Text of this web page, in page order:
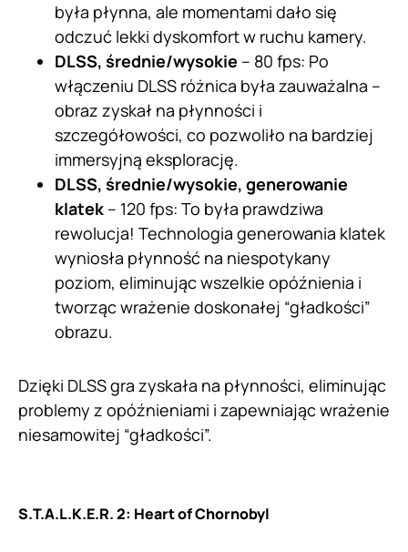
była płynna, ale momentami dało się
odczuć lekki dyskomfort w ruchu kamery.
DLSS, średnie/wysokie – 80 fps: Po
włączeniu DLSS różnica była zauważalna –
obraz zyskał na płynności i
szczegółowości, co pozwoliło na bardziej
immersyjną eksplorację.
DLSS, średnie/wysokie, generowanie
klatek – 120 fps: To była prawdziwa
rewolucja! Technologia generowania klatek
wyniosła płynność na niespotykany
poziom, eliminując wszelkie opóźnienia i
tworząc wrażenie doskonałej “gładkości”
obrazu.
Dzięki DLSS gra zyskała na płynności, eliminując
problemy z opóźnieniami i zapewniając wrażenie
niesamowitej “gładkości”.
S.T.A.L.K.E.R. 2: Heart of Chornobyl